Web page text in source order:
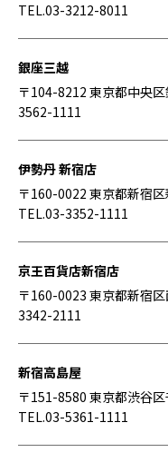
TEL.03-3212-8011
銀座三越
〒104-8212 東京都中央
3562-1111
伊勢丹 新宿店
〒160-0022 東京都新宿
TEL.03-3352-1111
京王百貨店新宿店
〒160-0023 東京都新宿
3342-2111
新宿高島屋
〒151-8580 東京都渋谷
TEL.03-5361-1111